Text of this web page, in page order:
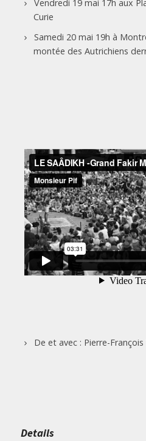
Vendredi 19 mai 17h aux
Curie
Samedi 20 mai 19h à
montée des Autrichiens
De et avec : Pierre-
Details